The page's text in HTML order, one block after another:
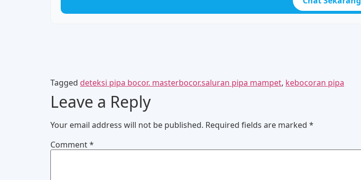
Tagged deteksi pipa bocor. masterbocor.saluran pipa mampet, kebocoran pipa
Leave a Reply
Your email address will not be published. Required fields are marked *
Comment*